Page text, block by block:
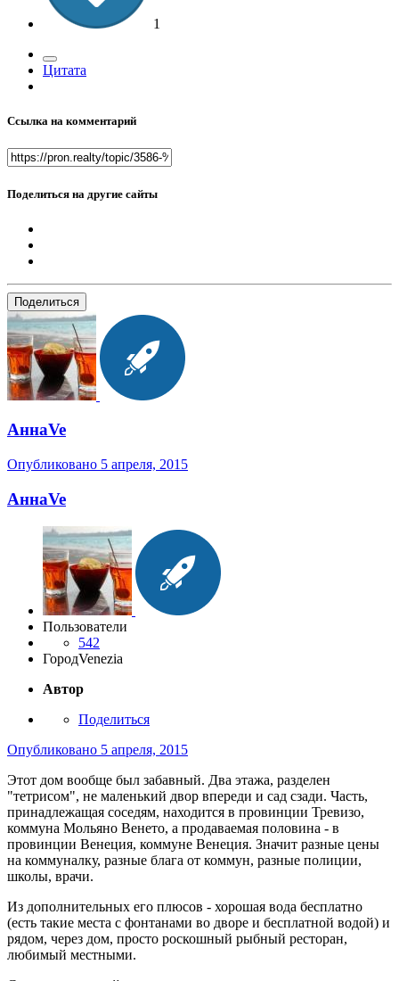
1
Цитата
Ссылка на комментарий
Поделиться на другие сайты
Поделиться
АннаVe
Опубликовано 5 апреля, 2015
АннаVe
Пользователи
542
ГородVenezia
Автор
Поделиться
Опубликовано 5 апреля, 2015
Этот дом вообще был забавный. Два этажа, разделен
"тетрисом", не маленький двор впереди и сад сзади. Часть,
принадлежащая соседям, находится в провинции Тревизо,
коммуна Мольяно Венето, а продаваемая половина - в
провинции Венеция, коммуне Венеция. Значит разные цены
на коммуналку, разные блага от коммун, разные полиции,
школы, врачи.
Из дополнительных его плюсов - хорошая вода бесплатно
(есть такие места с фонтанами во дворе и бесплатной водой) и
рядом, через дом, просто роскошный рыбный ресторан,
любимый местными.